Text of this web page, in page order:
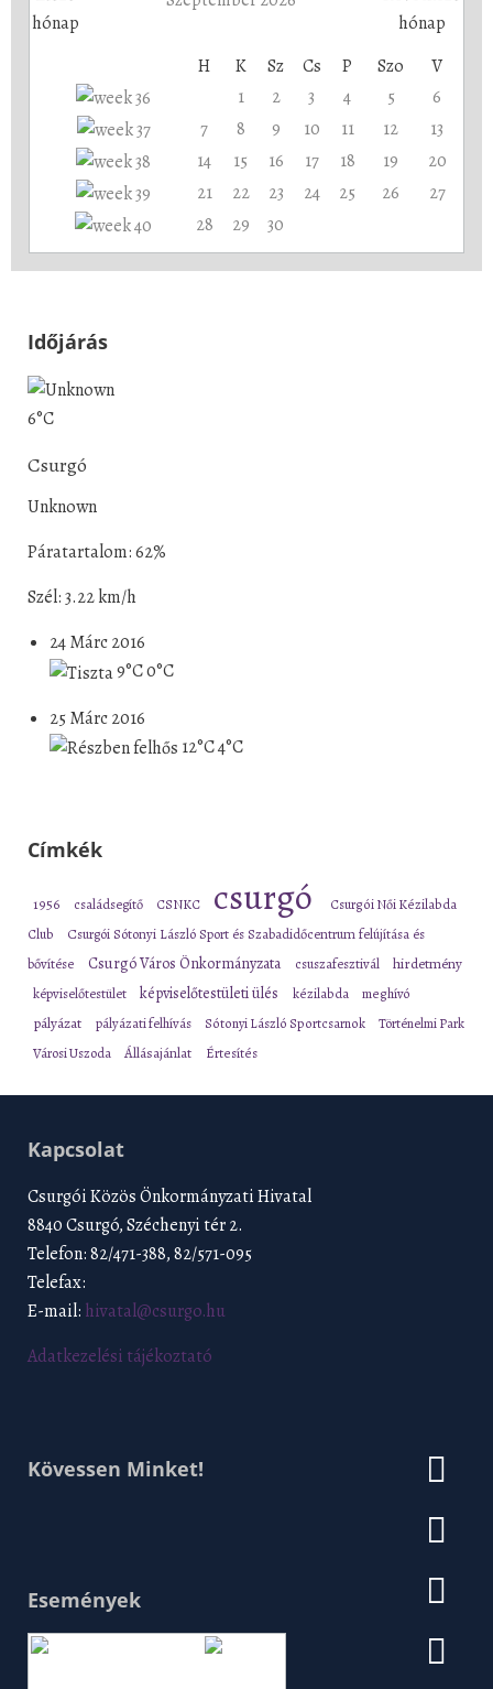
H K Sz Cs P Szo
V
1
2 3 4 5
6
7
8 9 10 11 12
13
14
15 16 17 18 19
20
21
22 23 24 25 26
27
28
29 30
Időjárás
6°C
Csurgó
Unknown
Páratartalom: 62%
Szél: 3.22 km/h
24 Márc 2016
9°C0°C
25 Márc 2016
12°C4°C
Címkék
1956 családsegítő CSNKC csurgó
Csurgói Női Kézilabda
Club
Csurgói Sótonyi László Sport és Szabadidőcentrum felújítása és
bővítése
Csurgó Város Önkormányzata csuszafesztivál hirdetmény
képviselőtestület képviselőtestületi ülés kézilabda meghívó
pályázat pályázati felhívás Sótonyi László Sportcsarnok
Történelmi Park
Városi Uszoda
Állásajánlat Értesítés
Kapcsolat
Csurgói Közös Önkormányzati Hivatal
8840 Csurgó, Széchenyi tér 2.
Telefon: 82/471-388, 82/571-095
Telefax:
E-mail: hivatal@csurgo.hu
Adatkezelési tájékoztató
Kövessen Minket!
Események